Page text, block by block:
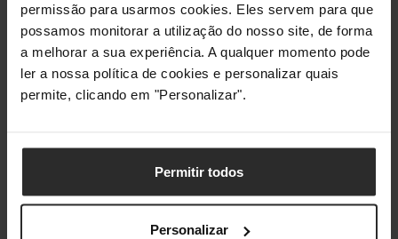
permissão para usarmos cookies. Eles servem para que
possamos monitorar a utilização do nosso site, de forma
a melhorar a sua experiência. A qualquer momento pode
ler a nossa política de cookies e personalizar quais
permite, clicando em "Personalizar".
Permitir todos
Personalizar
Monitores
Visor LCD
Pesos e dimensões
Largura 330 mm